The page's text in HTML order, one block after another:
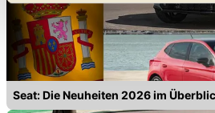
geben. Bitte beachten Sie, dass
Einschränkung womöglich nicht
Funktionalitäten der Website zur
können die Einstellungen jederzeit
Datenschutzerklärunganpassen.
Seat: Die Neuheiten 2026 im